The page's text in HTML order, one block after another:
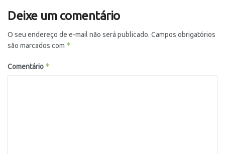
Deixe um comentário
O seu endereço de e-mail não será publicado. Campos obrigatórios
são marcados com *
Comentário *